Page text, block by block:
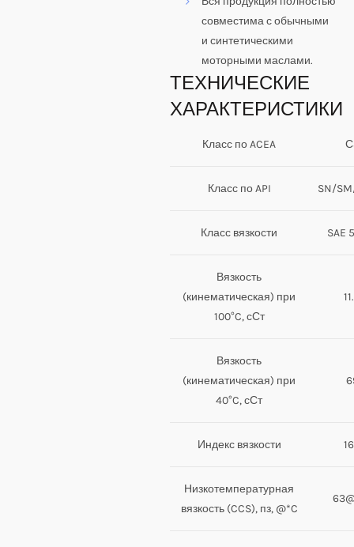
совместима с обычными
и синтетическими
моторными маслами.
ТЕХНИЧЕСКИЕ
ХАРАКТЕРИСТИКИ
Класс по ACEA
Класс по API SN/
Класс вязкости SAE
Вязкость
(кинематическая) при
100°C, сСт
Вязкость
(кинематическая) при
40°C, сСт
Индекс вязкости
Низкотемпературная
вязкость (CCS), пз, @*C